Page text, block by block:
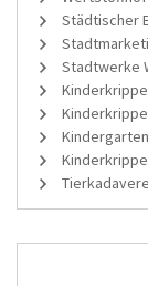
Städtischer
Stadtwerke